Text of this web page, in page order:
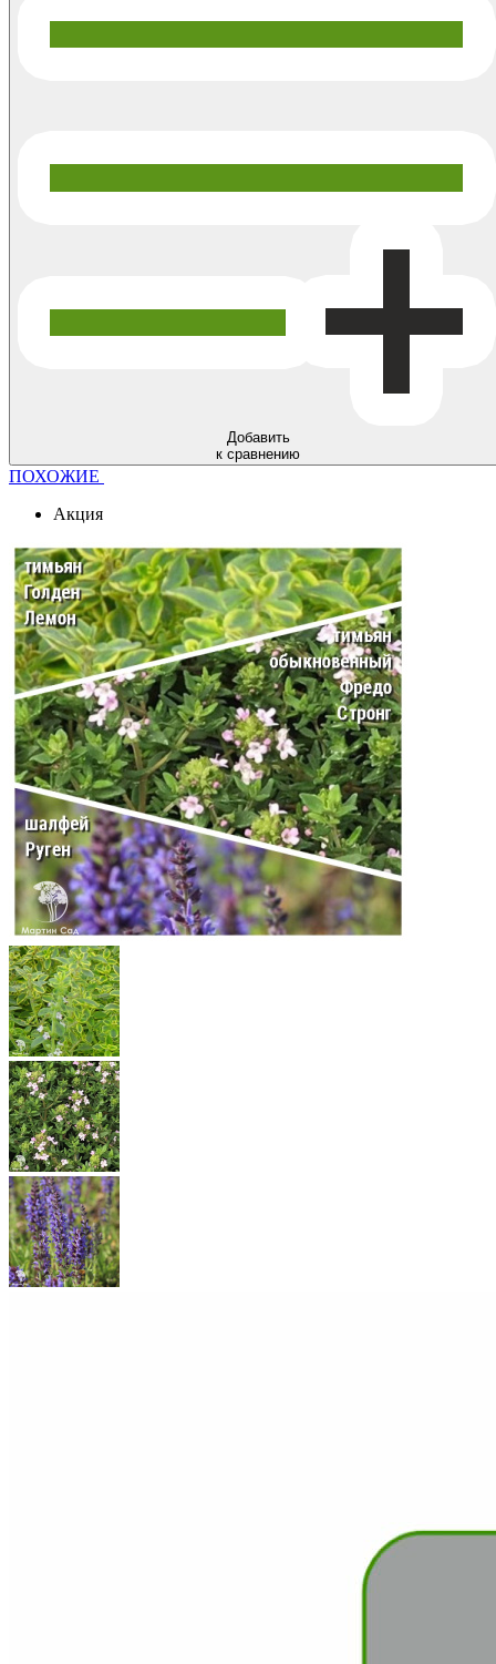
Добавить
к сравнению
ПОХОЖИЕ
Акция